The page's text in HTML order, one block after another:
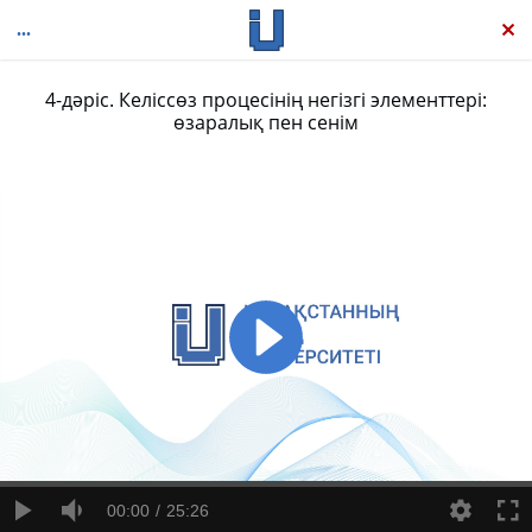
4-дәріс. Келіссөз процесінің негізгі элементтері:
өзаралық пен сенім
00:00 25:26